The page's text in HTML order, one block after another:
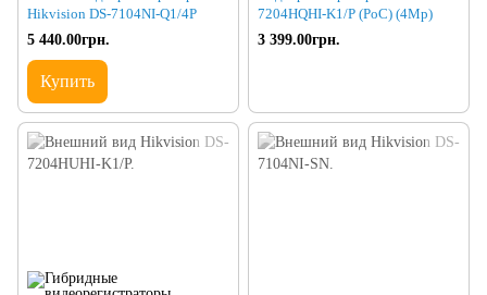
Hikvision DS-7104NI-Q1/4P
5 440.00грн.
Купить
7204HQHI-K1/P (PoC) (4Mp)
3 399.00грн.